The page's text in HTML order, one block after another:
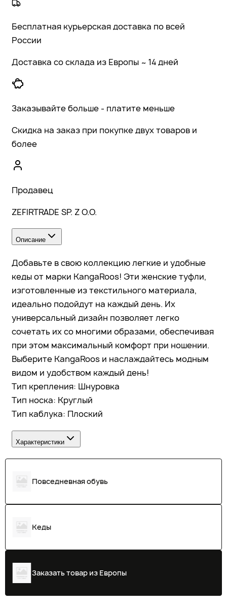
Бесплатная курьерская доставка по всей
России
Доставка со склада из Европы ~ 14 дней
Заказывайте больше - платите меньше
Скидка на заказ при покупке двух товаров и
более
Продавец
ZEFIRTRADE SP. Z O.O.
Описание
Добавьте в свою коллекцию легкие и удобные
кеды от марки KangaRoos! Эти женские туфли,
изготовленные из текстильного материала,
идеально подойдут на каждый день. Их
универсальный дизайн позволяет легко
сочетать их со многими образами, обеспечивая
при этом максимальный комфорт при ношении.
Выберите KangaRoos и наслаждайтесь модным
видом и удобством каждый день!
Тип крепления: Шнуровка
Тип носка: Круглый
Тип каблука: Плоский
Характеристики
Повседневная обувь
Кеды
Заказать товар из Европы